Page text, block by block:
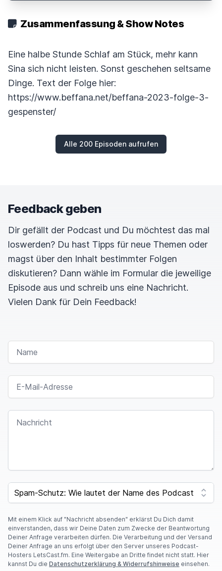
Zusammenfassung & Show Notes
Eine halbe Stunde Schlaf am Stück, mehr kann
Sina sich nicht leisten. Sonst geschehen seltsame
Dinge. Text der Folge hier:
https://www.beffana.net/beffana-2023-folge-3-
gespenster/
Alle 200 Episoden aufrufen
Feedback geben
Dir gefällt der Podcast und Du möchtest das mal
loswerden? Du hast Tipps für neue Themen oder
magst über den Inhalt bestimmter Folgen
diskutieren? Dann wähle im Formular die jeweilige
Episode aus und schreib uns eine Nachricht.
Vielen Dank für Dein Feedback!
NAME
E-MAIL-ADRESSE
NACHRICHT
SPAM CAPTCHA
Mit einem Klick auf "Nachricht absenden" erklärst Du Dich damit
einverstanden, dass wir Deine Daten zum Zwecke der Beantwortung
Deiner Anfrage verarbeiten dürfen. Die Verarbeitung und der Versand
Deiner Anfrage an uns erfolgt über den Server unseres Podcast-
Hosters LetsCast.fm. Eine Weitergabe an Dritte findet nicht statt. Hier
kannst Du die Datenschutzerklärung & Widerrufshinweise einsehen.